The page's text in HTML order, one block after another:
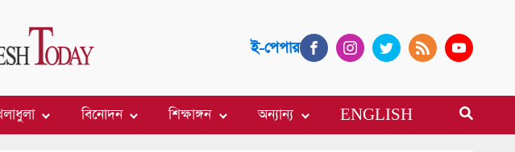
ই-পেপার
বিনোদন শিক্ষাঙ্গন অন্যান্য ENGLISH